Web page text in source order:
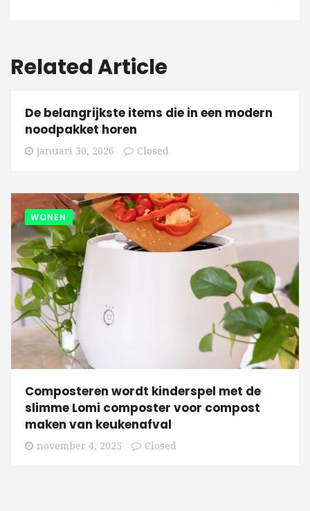
Related Article
De belangrijkste items die in een modern
noodpakket horen
januari 30, 2026 Closed
WONEN
Composteren wordt kinderspel met de
slimme Lomi composter voor compost
maken van keukenafval
november 4, 2025 Closed